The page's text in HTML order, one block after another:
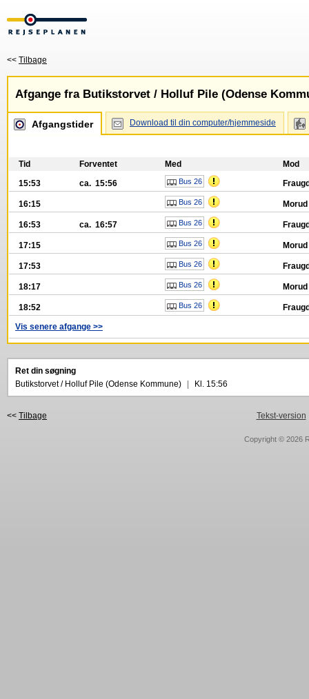
<< Tilbage
Afgange fra Butikstorvet / Holluf Pile (Odense
Afgangstider Download til din computer/hjemmeside
Tid Forventet Med
Mod
15:53
ca. 15:56 Bus 26
16:15 Bus 26 Morud
16:53 ca. 16:57 Bus 26
17:15 Bus 26 Morud
17:53 Bus 26
18:17 Bus 26 Morud
18:52 Bus 26
Vis senere afgange >>
Ret din søgning
Butikstorvet / Holluf Pile (Odense Kommune)
Kl. 15:56
<< Tilbage Tekst-version
Copyright © 2026